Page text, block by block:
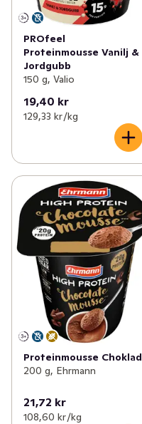
PROfeel
Proteinmousse Vanilj &
Jordgubb
150 g, Valio
19,40 kr
129,33 kr /kg
Proteinmousse Choklad
200 g, Ehrmann
21,72 kr
108,60 kr /kg